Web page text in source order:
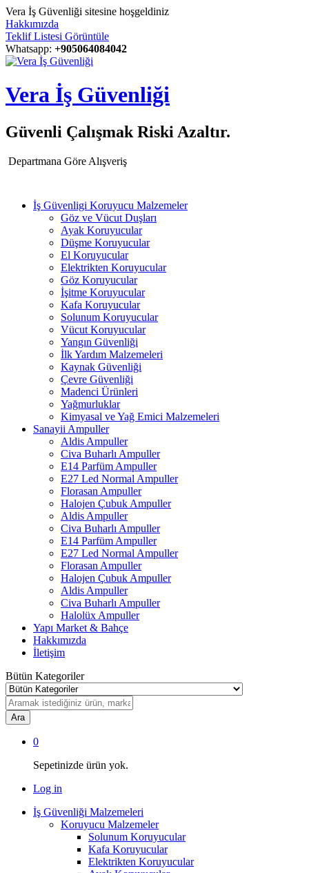
Vera İş Güvenliği sitesine hoşgeldiniz
Hakkımızda
Teklif Listesi Görüntüle
Whatsapp: +905064084042
Vera İş Güvenliği
Güvenli Çalışmak Riski Azaltır.
Departmana Göre Alışveriş
İş Güvenligi Koruyucu Malzemeler
Göz ve Vücut Duşları
Ayak Koruyucular
Düşme Koruyucular
El Koruyucular
Elektrikten Koruyucular
Göz Koruyucular
İşitme Koruyucular
Kafa Koruyucular
Solunum Koruyucular
Vücut Koruyucular
Yangın Güvenliği
İlk Yardım Malzemeleri
Kaynak Güvenliği
Çevre Güvenliği
Madenci Ürünleri
Yağmurluklar
Kimyasal ve Yağ Emici Malzemeleri
Sanayii Ampuller
Aldis Ampuller
Civa Buharlı Ampuller
E14 Parfüm Ampuller
E27 Led Normal Ampuller
Florasan Ampuller
Halojen Çubuk Ampuller
Aldis Ampuller
Civa Buharlı Ampuller
E14 Parfüm Ampuller
E27 Led Normal Ampuller
Florasan Ampuller
Halojen Çubuk Ampuller
Aldis Ampuller
Civa Buharlı Ampuller
Halolüx Ampuller
Yapı Market & Bahçe
Hakkımızda
İletişim
Bütün Kategoriler
Ara
0
Sepetinizde ürün yok.
Log in
İş Güvenliği Malzemeleri
Koruyucu Malzemeler
Solunum Koruyucular
Kafa Koruyucular
Elektrikten Koruyucular